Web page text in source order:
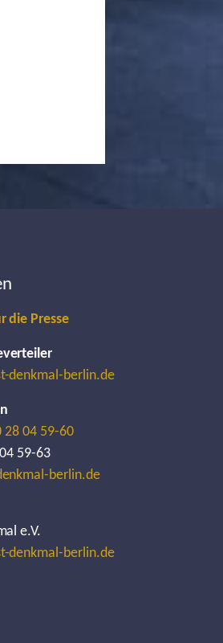
die Presse
denkmal-berlin.de
28 04 59-60
59-63
berlin.de
e.V.
denkmal-berlin.de